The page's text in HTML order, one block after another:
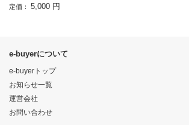
定価： 5,000 円
e-buyerについて
e-buyerトップ
お知らせ一覧
運営会社
お問い合わせ